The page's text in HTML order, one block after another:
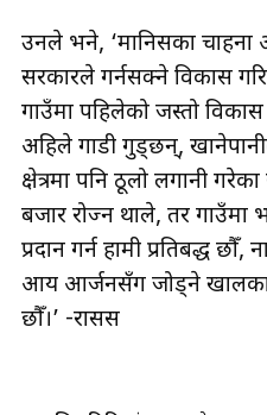
उनले भने, ‘मानिसका चाहना
सरकारले गर्नसक्ने विकास
गाउँमा पहिलेको जस्तो
अहिले गाडी गुड्छन्,
क्षेत्रमा पनि ठूलो लगानी
बजार रोज्न थाले, तर गाउँमा
प्रदान गर्न हामी प्रतिबद्ध
आय आर्जनसँग जोड्ने खालका
छौँ।’ -रासस